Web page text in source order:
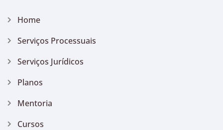
Home
Serviços Processuais
Serviços Jurídicos
Planos
Mentoria
Cursos